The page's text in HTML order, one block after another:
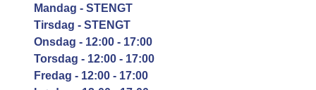
Mandag - STENGT
Tirsdag - STENGT
Onsdag - 12:00 - 17:00
Torsdag - 12:00 - 17:00
Fredag - 12:00 - 17:00